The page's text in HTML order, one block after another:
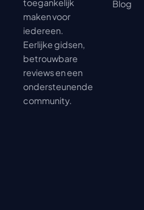
toegankelijk
maken voor
iedereen.
Eerlijke gidsen,
betrouwbare
reviews en een
ondersteunende
community.
Blog